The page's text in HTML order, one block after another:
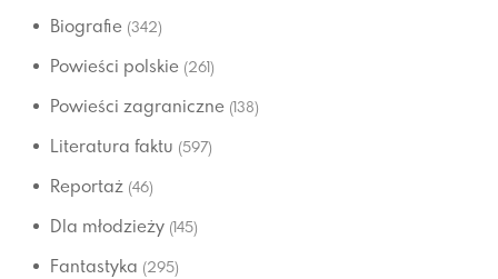
Biografie (342)
Powieści polskie (261)
Powieści zagraniczne (138)
Literatura faktu (597)
Reportaż (46)
Dla młodzieży (145)
Fantastyka (295)